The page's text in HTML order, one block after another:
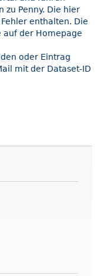
zu Penny. Die hier
enthalten. Die
der Homepage
oder Eintrag
mit der Dataset-ID